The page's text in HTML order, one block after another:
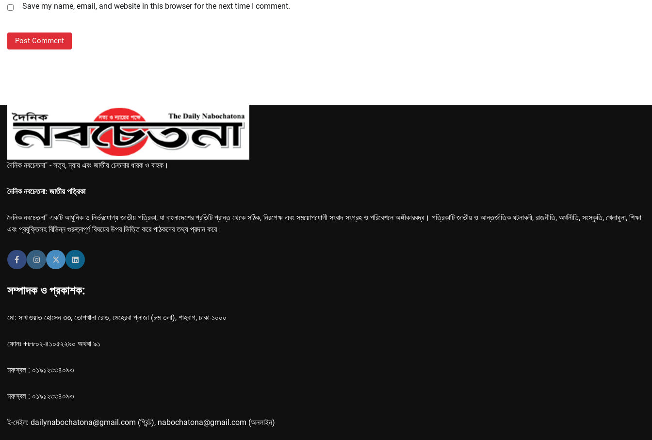
Save my name, email, and website in this browser for the next time I comment.
দৈনিক নবচেতনা" - সত্য, ন্যায় এবং জাতীয় চেতনার ধারক ও বাহক।
দৈনিক নবচেতনা: জাতীয় পত্রিকা
দৈনিক নবচেতনা" একটি আধুনিক ও নির্ভরযোগ্য জাতীয় পত্রিকা, যা বাংলাদেশের প্রতিটি প্রান্ত থেকে সঠিক, নিরপেক্ষ এবং সময়োপযোগী সংবাদ সংগ্রহ ও পরিবেশনে অঙ্গীকারবদ্ধ। পত্রিকাটি জাতীয় ও আন্তর্জাতিক ঘটনাবলী, রাজনীতি, অর্থনীতি, সংস্কৃতি, খেলাধুলা, শিক্ষা
এবং প্রযুক্তিসহ বিভিন্ন গুরুত্বপূর্ণ বিষয়ের উপর ভিত্তি করে পাঠকদের তথ্য প্রদান করে।
সম্পাদক ও প্রকাশক:
মো: সাখাওয়াত হোসেন ৩৩, তোপখানা রোড, মেহেরবা প্লাজা (৮ম তলা), শাহবাগ, ঢাকা-১০০০
ফোনঃ +৮৮০২-৪১০৫২২৯০ অথবা ৯১
মফস্বল : ০১৯১২৩৩৪০৯৩
মফস্বল : ০১৯১২৩৩৪০৯৩
ই-মেইল: dailynabochatona@gmail.com (প্রিন্ট), nabochatona@gmail.com (অনলাইন)